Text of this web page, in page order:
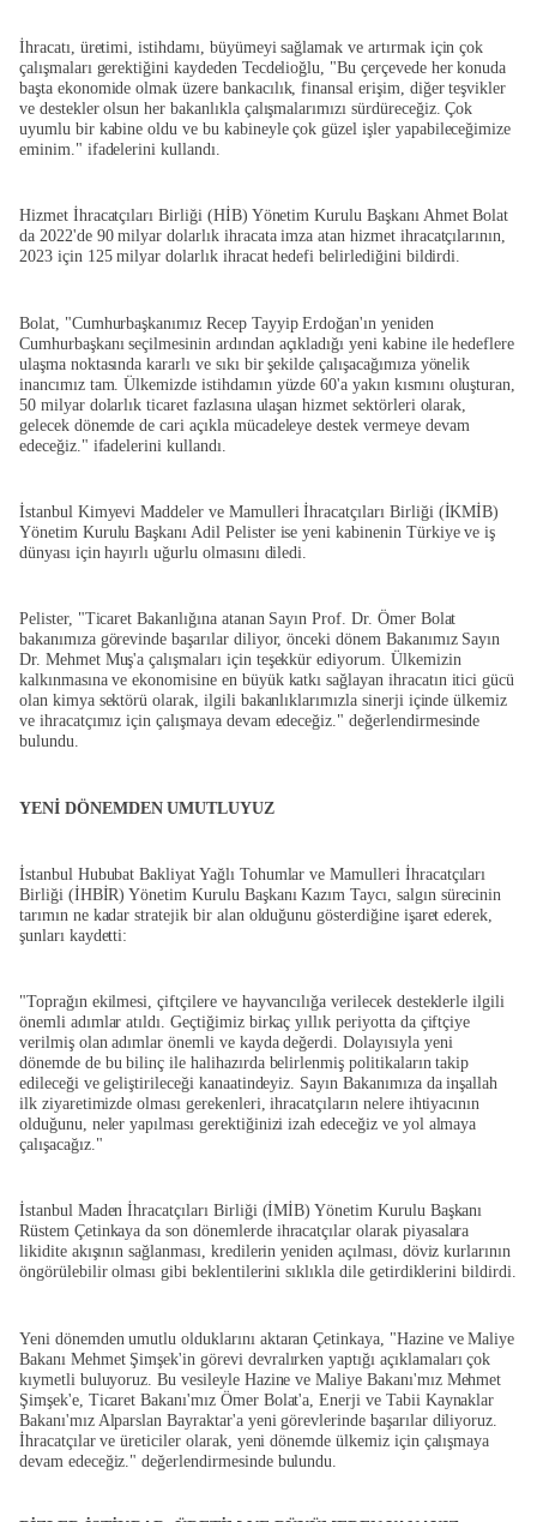
İhracatı, üretimi, istihdamı, büyümeyi sağlamak ve artırmak için çok
çalışmaları gerektiğini kaydeden Tecdelioğlu, "Bu çerçevede her konuda
başta ekonomide olmak üzere bankacılık, finansal erişim, diğer teşvikler
ve destekler olsun her bakanlıkla çalışmalarımızı sürdüreceğiz. Çok
uyumlu bir kabine oldu ve bu kabineyle çok güzel işler yapabileceğimize
eminim." ifadelerini kullandı.
Hizmet İhracatçıları Birliği (HİB) Yönetim Kurulu Başkanı Ahmet Bolat
da 2022'de 90 milyar dolarlık ihracata imza atan hizmet ihracatçılarının,
2023 için 125 milyar dolarlık ihracat hedefi belirlediğini bildirdi.
Bolat, "Cumhurbaşkanımız Recep Tayyip Erdoğan'ın yeniden
Cumhurbaşkanı seçilmesinin ardından açıkladığı yeni kabine ile hedeflere
ulaşma noktasında kararlı ve sıkı bir şekilde çalışacağımıza yönelik
inancımız tam. Ülkemizde istihdamın yüzde 60'a yakın kısmını oluşturan,
50 milyar dolarlık ticaret fazlasına ulaşan hizmet sektörleri olarak,
gelecek dönemde de cari açıkla mücadeleye destek vermeye devam
edeceğiz." ifadelerini kullandı.
İstanbul Kimyevi Maddeler ve Mamulleri İhracatçıları Birliği (İKMİB)
Yönetim Kurulu Başkanı Adil Pelister ise yeni kabinenin Türkiye ve iş
dünyası için hayırlı uğurlu olmasını diledi.
Pelister, "Ticaret Bakanlığına atanan Sayın Prof. Dr. Ömer Bolat
bakanımıza görevinde başarılar diliyor, önceki dönem Bakanımız Sayın
Dr. Mehmet Muş'a çalışmaları için teşekkür ediyorum. Ülkemizin
kalkınmasına ve ekonomisine en büyük katkı sağlayan ihracatın itici gücü
olan kimya sektörü olarak, ilgili bakanlıklarımızla sinerji içinde ülkemiz
ve ihracatçımız için çalışmaya devam edeceğiz." değerlendirmesinde
bulundu.
YENİ DÖNEMDEN UMUTLUYUZ
İstanbul Hububat Bakliyat Yağlı Tohumlar ve Mamulleri İhracatçıları
Birliği (İHBİR) Yönetim Kurulu Başkanı Kazım Taycı, salgın sürecinin
tarımın ne kadar stratejik bir alan olduğunu gösterdiğine işaret ederek,
şunları kaydetti:
"Toprağın ekilmesi, çiftçilere ve hayvancılığa verilecek desteklerle ilgili
önemli adımlar atıldı. Geçtiğimiz birkaç yıllık periyotta da çiftçiye
verilmiş olan adımlar önemli ve kayda değerdi. Dolayısıyla yeni
dönemde de bu bilinç ile halihazırda belirlenmiş politikaların takip
edileceği ve geliştirileceği kanaatindeyiz. Sayın Bakanımıza da inşallah
ilk ziyaretimizde olması gerekenleri, ihracatçıların nelere ihtiyacının
olduğunu, neler yapılması gerektiğinizi izah edeceğiz ve yol almaya
çalışacağız."
İstanbul Maden İhracatçıları Birliği (İMİB) Yönetim Kurulu Başkanı
Rüstem Çetinkaya da son dönemlerde ihracatçılar olarak piyasalara
likidite akışının sağlanması, kredilerin yeniden açılması, döviz kurlarının
öngörülebilir olması gibi beklentilerini sıklıkla dile getirdiklerini bildirdi.
Yeni dönemden umutlu olduklarını aktaran Çetinkaya, "Hazine ve Maliye
Bakanı Mehmet Şimşek'in görevi devralırken yaptığı açıklamaları çok
kıymetli buluyoruz. Bu vesileyle Hazine ve Maliye Bakanı'mız Mehmet
Şimşek'e, Ticaret Bakanı'mız Ömer Bolat'a, Enerji ve Tabii Kaynaklar
Bakanı'mız Alparslan Bayraktar'a yeni görevlerinde başarılar diliyoruz.
İhracatçılar ve üreticiler olarak, yeni dönemde ülkemiz için çalışmaya
devam edeceğiz." değerlendirmesinde bulundu.